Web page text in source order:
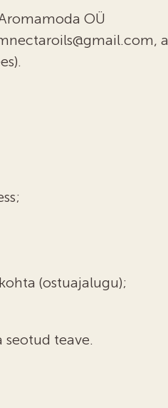
OÜ
(ostuajalugu);
teave.